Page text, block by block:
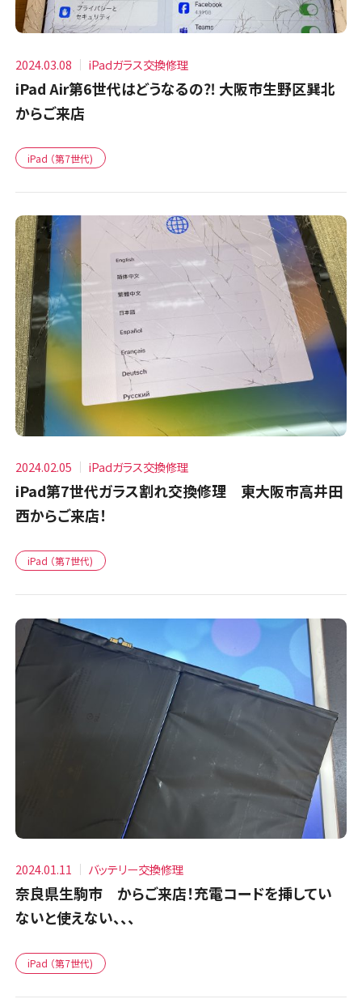
2024.03.08 iPadガラス交換修理
iPad Air第6世代はどうなるの⁈ 大阪市生野区巽北
からご来店
iPad （第7世代)
2024.02.05 iPadガラス交換修理
iPad第7世代ガラス割れ交換修理 東大阪市高井田
西からご来店！
iPad （第7世代)
2024.01.11 バッテリー交換修理
奈良県生駒市 からご来店！充電コードを挿してい
ないと使えない、、、
iPad （第7世代)